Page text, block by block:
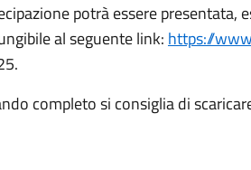
potrà essere
al seguente link: https://
completo si consiglia di